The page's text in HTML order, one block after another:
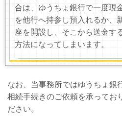
合は、ゆうちょ銀行で一度現
を他行へ持参し預入れるか、
座を開設し、そこから送金す
方法になってしまいます。
なお、当事務所ではゆうちょ銀
相続手続きのご依頼を承ってお
ださい。